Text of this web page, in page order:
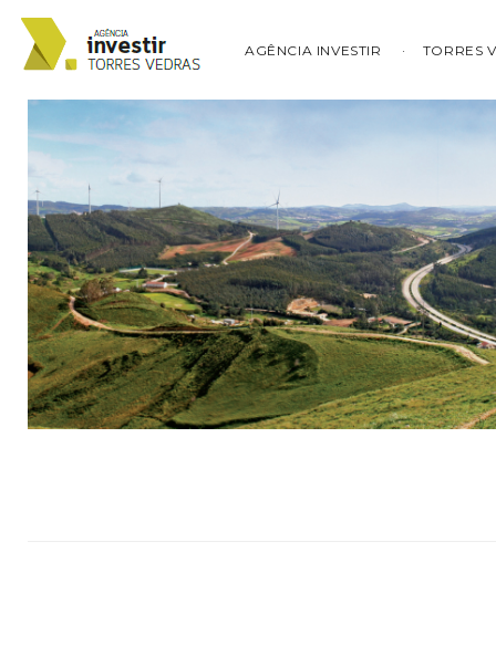
AGÊNCIA INVESTIR TORRES